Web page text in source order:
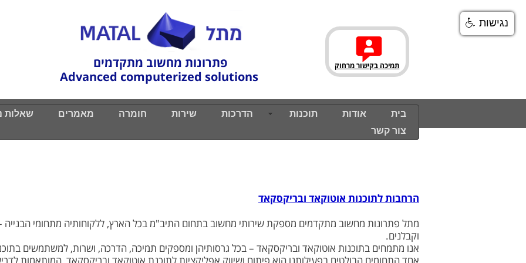
בית אודות תוכנות הדרכות שירות חומרה מאמרים שאלות
צור קשר
בית אודות תוכנות הדרכות שירות חומרה מאמרים שאלות
צור קשר
פתרונות מחשוב מתקדמים
Advanced computerized solutions
תמיכה בקישור מרחוק
הרחבות לתוכנות אוטוקאד ובריקסקאד
מתל פתרונות מחשוב מתקדמים מספקת שירותי מחשוב בתחום התיב"מ בכל הארץ, ללקוחותיה מתחומי הבנייה
וקבלנים.
אנו מתמחים בתוכנות אוטוקאד ובריקסקאד – בכל גרסותיהן ומספקים תמיכה, הדרכה, ושרות, למשתמשים
נגישות